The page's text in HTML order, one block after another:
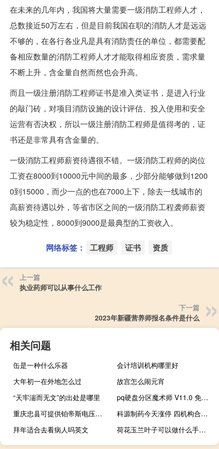
在未来的几年内，我国将大量需要一级消防工程师人才，
总数接近50万左右，但是目前我国在职的消防人才是远远
不够的，在各行各业凡是具有消防责任的单位，都需要配
备相应数量的消防工程师人才才能取得相应资质，需求量
不断上升，含金量自然而然也会升高。
而且一级注册消防工程师证书是准入类证书，是进入行业
的敲门砖，对项目消防设施的设计评估、投入使用和安全
运营有否决权，所以一级注册消防工程师是值得考的，证
书还是非常具有含金量的。
一级消防工程师薪资待遇很不错。一级消防工程师的岗位
工资在8000到10000元中间的最多，少部分能够做到1200
0到15000，而少一点的也在7000上下，除去一线城市的
高薪资待遇以外，等省市区之间的一级消防工程袭师薪资
较为稳定性，8000到9000是最典型的工资收入。
网络标签： 工程师 证书 资质
上一篇
执业药师可以从事什么工作
下一篇
2023年新疆营养师报名条件是什么
相关问题
缶是一种什么乐器
会计培训机构哪里好
大年初一在外地怎么过
故宫怎么闹元宵
“天牢湍而无文”的出处是哪里
pq硬盘分区魔术师 V11.0 免费版（pq硬盘分区魔术师 V11.0 免费版功能简介）
重庆忠县可提供铂帝斯电压力锅维修服务地址在哪
科源制药今天涨停 四机构合计净买入6373.44万元
拜年适合去看病人吗英文
荷花玉兰叶子可以做什么手工（荷花玉兰）